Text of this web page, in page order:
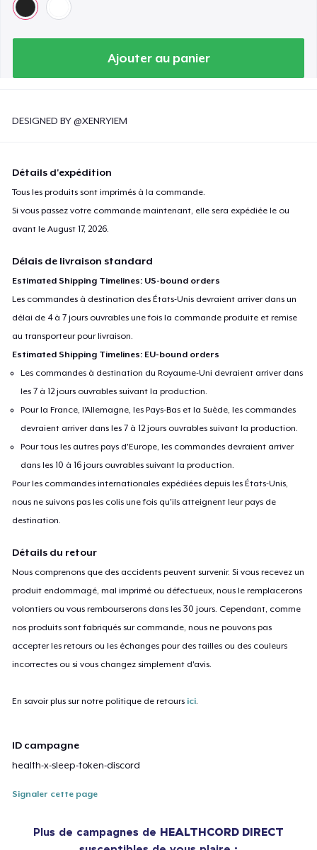
Ajouter au panier
DESIGNED BY @XENRYIEM
Détails d'expédition
Tous les produits sont imprimés à la commande.
Si vous passez votre commande maintenant, elle sera expédiée le ou
avant leAugust 17, 2026
Délais de livraison standard
Estimated Shipping Timelines: US-bound orders
Les commandes à destination des États-Unis devraient arriver dans un
délai de 4 à 7 jours ouvrables une fois la commande produite et remise
au transporteur pour livraison.
Estimated Shipping Timelines: EU-bound orders
Les commandes à destination du Royaume-Uni devraient arriver dans
les 7 à 12 jours ouvrables suivant la production.
Pour la France, l'Allemagne, les Pays-Bas et la Suède, les commandes
devraient arriver dans les 7 à 12 jours ouvrables suivant la production.
Pour tous les autres pays d'Europe, les commandes devraient arriver
dans les 10 à 16 jours ouvrables suivant la production.
Pour les commandes internationales expédiées depuis les États-Unis,
nous ne suivons pas les colis une fois qu'ils atteignent leur pays de
destination.
Détails du retour
Nous comprenons que des accidents peuvent survenir. Si vous recevez un
produit endommagé, mal imprimé ou défectueux, nous le remplacerons
volontiers ou vous rembourserons dans les 30 jours. Cependant, comme
nos produits sont fabriqués sur commande, nous ne pouvons pas
accepter les retours ou les échanges pour des tailles ou des couleurs
incorrectes ou si vous changez simplement d'avis.
En savoir plus sur notre politique de retours ici
ID campagne
health-x-sleep-token-discord
Signaler cette page
Plus de campagnes de HEALTHCORD DIRECT